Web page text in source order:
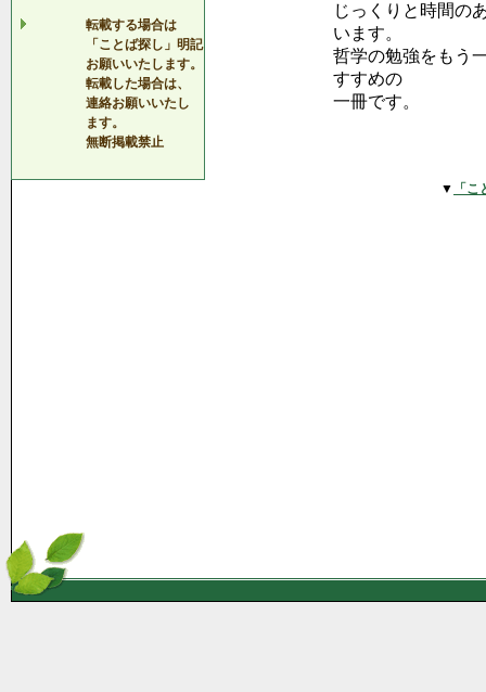
転載する場合は
「ことば探し」明記
お願いいたします。
転載した場合は、
連絡お願いいたし
ます。
無断掲載禁止
じっくりと時間の
います。
哲学の勉強をもう
すすめの
一冊です。
▼ 「